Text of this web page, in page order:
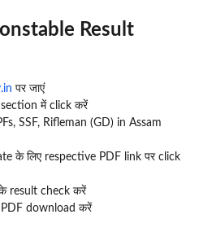
Result
पर जाएं
section में click करें
SSF, Rifleman (GD) in Assam
के लिए respective PDF link पर click
result check करें
download करें